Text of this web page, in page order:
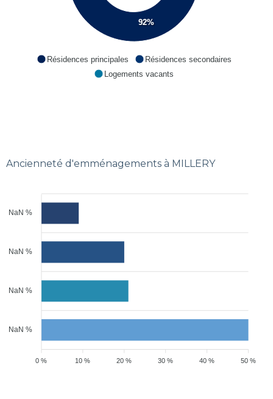
92%
Résidences principales
Résidences secondaires
Logements vacants
Ancienneté d'emménagements à MILLERY
NaN %
NaN %
NaN %
NaN %
50 %
40 %
30 %
20 %
10 %
0 %